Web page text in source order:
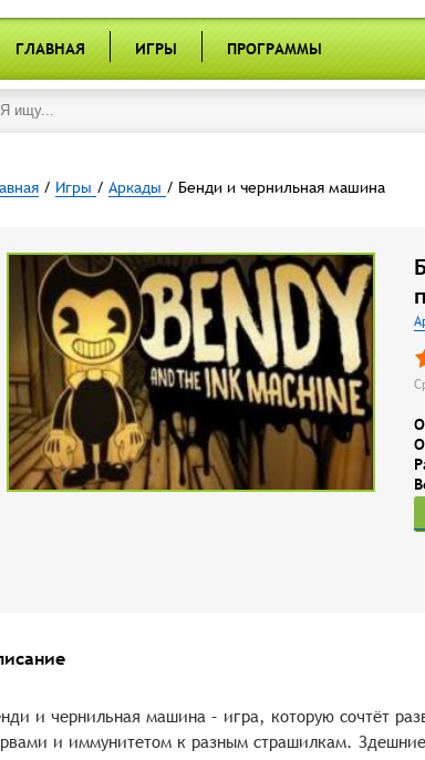
ГЛАВНАЯ ИГРЫ ПРОГРАММЫ
/ Игры / Аркады / Бенди и чернильная машина
и чернильная машина – игра, которую сочтёт
и иммунитетом к разным страшилкам.